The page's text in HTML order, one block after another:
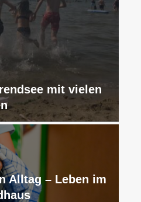
mit vielen
Alltag – Leben im